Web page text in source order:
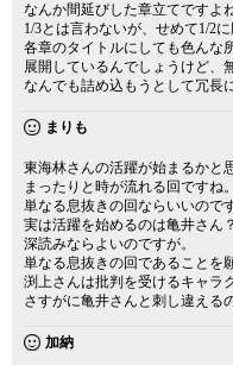
なんか間延びした章立てですよね
1/3とは言わないが、せめて1/2
各章のタイトルにしても色んな
展開しているんでしょうけど、
なんでも詰め込もうとして冗長
まりも
東海林さんの活躍が始まるかと
まったりと時が流れる回ですね。
単なる息抜きの回ならいいので
実は活躍を始めるのは亀井さん
深読みならよいのですが。
単なる息抜きの回であることを
渕上さんは批判を受けるキャラ
さすがに亀井さんと刺し違える
加納